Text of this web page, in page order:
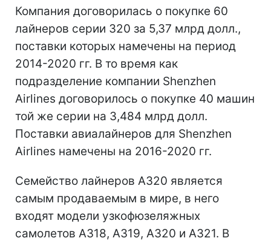
Компания договорилась о покупке 60
лайнеров серии 320 за 5,37 млрд долл.,
поставки которых намечены на период
2014-2020 гг. В то время как
подразделение компании Shenzhen
Airlines договорилось о покупке 40 машин
той же серии на 3,484 млрд долл.
Поставки авиалайнеров для Shenzhen
Airlines намечены на 2016-2020 гг.
Семейство лайнеров A320 является
самым продаваемым в мире, в него
входят модели узкофюзеляжных
самолетов A318, A319, A320 и A321. В